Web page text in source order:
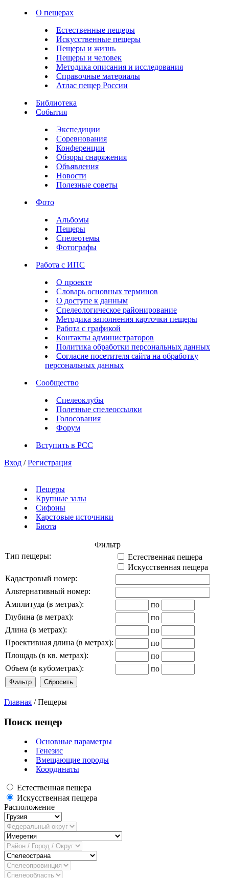
О пещерах
Естественные пещеры
Искусственные пещеры
Пещеры и жизнь
Пещеры и человек
Методика описания и исследования
Справочные материалы
Атлас пещер России
Библиотека
События
Экспедиции
Соревнования
Конференции
Обзоры снаряжения
Объявления
Новости
Полезные советы
Фото
Альбомы
Пещеры
Спелеотемы
Фотографы
Работа с ИПС
О проекте
Словарь основных терминов
О доступе к данным
Спелеологическое районирование
Методика заполнения карточки пещеры
Работа с графикой
Контакты администраторов
Политика обработки персональных данных
Согласие посетителя сайта на обработку
персональных данных
Сообщество
Спелеоклубы
Полезные спелеоссылки
Голосования
Форум
Вступить в РСС
Вход / Регистрация
Пещеры
Крупные залы
Сифоны
Карстовые источники
Биота
Фильтр
Тип пещеры:
Естественная пещера
Искусственная пещера
Кадастровый номер:
Альтернативный номер:
Амплитуда (в метрах):
по
Глубина (в метрах):
по
Длина (в метрах):
по
Проективная длина (в метрах):
по
Площадь (в кв. метрах):
по
Объем (в кубометрах):
по
Главная / Пещеры
Поиск пещер
Основные параметры
Генезис
Вмещающие породы
Координаты
Естественная пещера
Искусственная пещера
Расположение